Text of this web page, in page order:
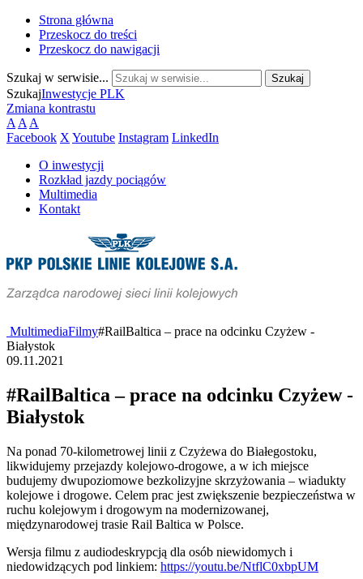
Strona główna
Przeskocz do treści
Przeskocz do nawigacji
Szukaj w serwisie...
SzukajInwestycje PLK
Zmiana kontrastu
A A A
Facebook X Youtube Instagram LinkedIn
O inwestycji
Rozkład jazdy pociągów
Multimedia
Kontakt
MultimediaFilmy#RailBaltica – prace na odcinku Czyżew -
Białystok
09.11.2021
#RailBaltica – prace na odcinku Czyżew -
Białystok
Na ponad 70-kilometrowej linii z Czyżewa do Białegostoku,
likwidujemy przejazdy kolejowo-drogowe, a w ich miejsce
budujemy dwupoziomowe bezkolizyjne skrzyżowania – wiadukty
kolejowe i drogowe. Celem prac jest zwiększenie bezpieczeństwa w
ruchu kolejowym i drogowym na modernizowanej,
międzynarodowej trasie Rail Baltica w Polsce.
Wersja filmu z audiodeskrypcją dla osób niewidomych i
niedowidzących pod linkiem: https://youtu.be/NtflC0xbpUM